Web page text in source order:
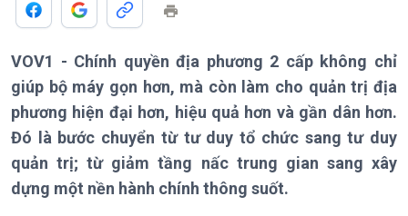
Giới thiệu
Thời sự
Thời sự 6h
Thời sự 12h
VOV1 - Chính quyền địa phương 2 cấp không chỉ
giúp bộ máy gọn hơn, mà còn làm cho quản trị địa
phương hiện đại hơn, hiệu quả hơn và gần dân hơn.
Đó là bước chuyển từ tư duy tổ chức sang tư duy
quản trị; từ giảm tầng nấc trung gian sang xây
dựng một nền hành chính thông suốt.